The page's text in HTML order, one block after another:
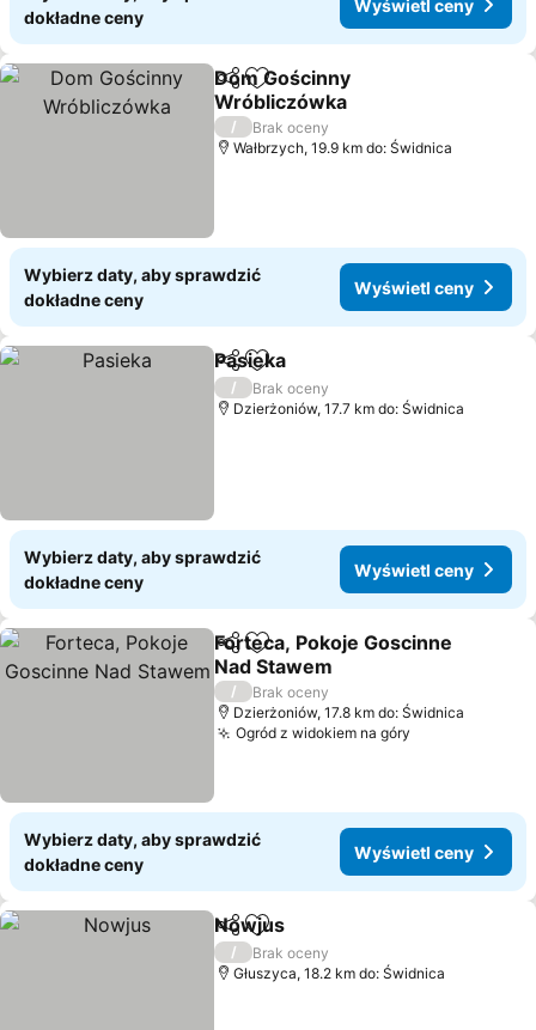
dokładne ceny
Wyświetl ceny
Udostępnij
Dodaj do ulubionych
Dom Gościnny
Wróbliczówka
Wyświetl ceny
/
Brak oceny
Wałbrzych, 19.9 km do: Świdnica
Wybierz daty, aby sprawdzić
dokładne ceny
Wyświetl ceny
UdostępnijDodaj do ulubionych
Pasieka
/
Brak oceny
Dzierżoniów, 17.7 km do: Świdnica
Wybierz daty, aby sprawdzić
dokładne ceny
Wyświetl ceny
UdostępnijDodaj do ulubionych
Forteca, Pokoje Goscinne
Nad Stawem
Wyświetl ceny
/
Brak oceny
Dzierżoniów, 17.8 km do: Świdnica
Ogród z widokiem na góry
Wybierz daty, aby sprawdzić
dokładne ceny
Wyświetl ceny
UdostępnijDodaj do ulubionych
Nowjus
/
Brak oceny
Głuszyca, 18.2 km do: Świdnica